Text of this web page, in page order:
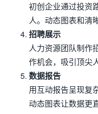
初创企业通过投资
人。动态图表和清
招聘展示
人力资源团队制作
作机会，吸引顶尖
数据报告
用互动报告呈现复
动态图表让数据更